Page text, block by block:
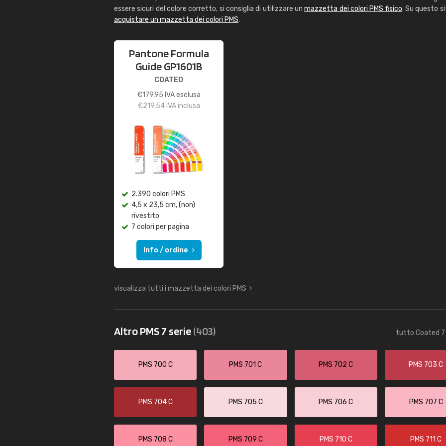
essere sicuri del colore corretto, si consiglia di utilizzare unmazzetta dei colori PMS fisico. Su questo
acquistare un mazzetta dei colori PMS.
Pantone Formula
Guide GP1601B
COATED
€179,95 IVA esclusa
€219,54IVA inclusa
2.390 colori PMS
4,5 x 23,5 cm, (non)
rivestito
7 colori per pagina
Info / ordine
visualizza tutti i mazzetta dei colori PMS
Altro PMS 7 serie(403) tutto Coated 7
PMS 700 C PMS 701 C PMS 702 C PMS 703 C
PMS 704 C PMS 705 C PMS 706 C PMS 707 C
PMS 708 C PMS 709 C PMS 710 C PMS 711 C